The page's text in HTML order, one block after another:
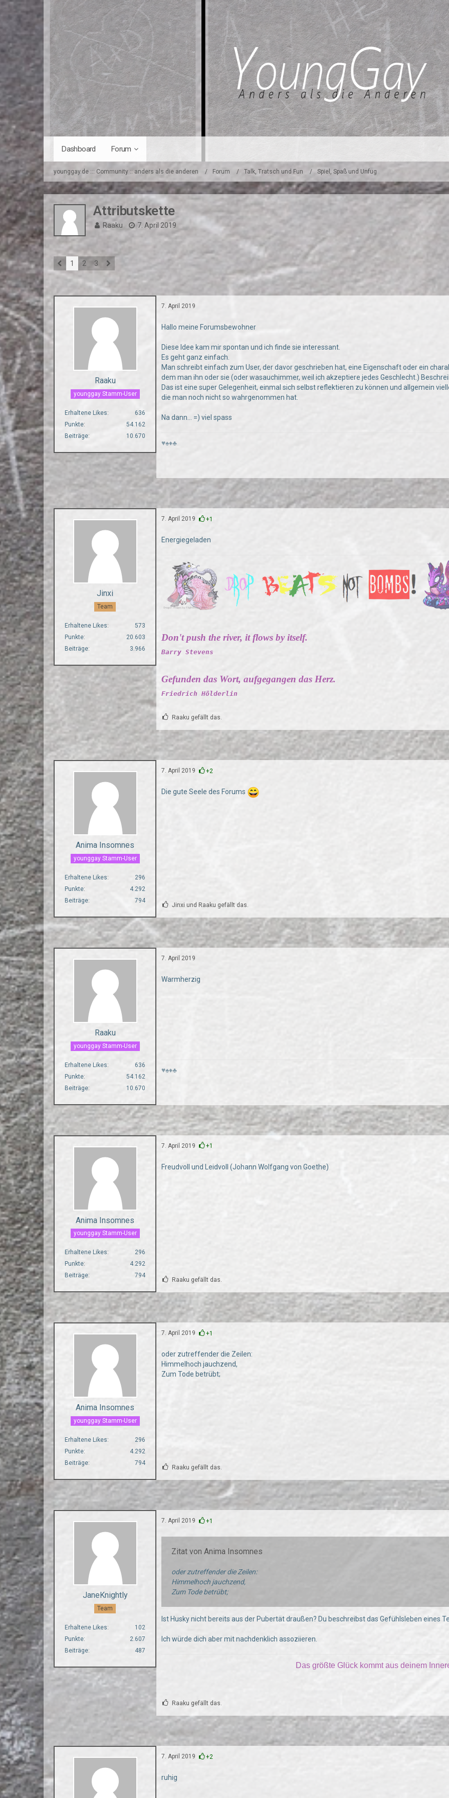
Dashboard Forum
younggay.de ::: Community :: anders als die anderen Forum Talk, Tratsch und Fun Spiel, Spaß und Unfug
Attributskette
Raaku 7. April 2019
1 2 3
Raaku
younggay Stamm-User
Erhaltene Likes
636
Punkte
54.162
Beiträge
10.670
7. April 2019
Hallo meine Forumsbewohner
Diese Idee kam mir spontan und ich finde sie interessant.
Es geht ganz einfach.
Man schreibt einfach zum User, der davor geschrieben hat, eine Eigenschaft oder ein
dem man ihn oder sie (oder wasauchimmer, weil ich akzeptiere jedes Geschlecht.)
Das ist eine super Gelegenheit, einmal sich selbst reflektieren zu können und allgemein
die man noch nicht so wahrgenommen hat.
Na dann... =) viel spass
♥♠♦♣
Jinxi
Team
Erhaltene Likes
573
Punkte
20.603
Beiträge
3.966
7. April 2019 +1
Energiegeladen
Don't push the river, it flows by itself.
Barry Stevens
Gefunden das Wort, aufgegangen das Herz.
Friedrich Hölderlin
Raaku gefällt das.
Anima Insomnes
younggay Stamm-User
Erhaltene Likes
296
Punkte
4.292
Beiträge
794
7. April 2019 +2
Die gute Seele des Forums
Jinxi und Raaku gefällt das.
Raaku
younggay Stamm-User
Erhaltene Likes
636
Punkte
54.162
Beiträge
10.670
7. April 2019
Warmherzig
♥♠♦♣
Anima Insomnes
younggay Stamm-User
Erhaltene Likes
296
Punkte
4.292
Beiträge
794
7. April 2019 +1
Freudvoll und Leidvoll (Johann Wolfgang von Goethe)
Raaku gefällt das.
Anima Insomnes
younggay Stamm-User
Erhaltene Likes
296
Punkte
4.292
Beiträge
794
7. April 2019 +1
oder zutreffender die Zeilen:
Himmelhoch jauchzend,
Zum Tode betrübt;
Raaku gefällt das.
JaneKnightly
Team
Erhaltene Likes
102
Punkte
2.607
Beiträge
487
7. April 2019 +1
Zitat von Anima Insomnes
oder zutreffender die Zeilen:
Himmelhoch jauchzend,
Zum Tode betrübt;
Ist Husky nicht bereits aus der Pubertät draußen? Du beschreibst das Gefühlsleben eines
Ich würde dich aber mit nachdenklich assoziieren.
Das größte Glück kommt aus deinem
Raaku gefällt das.
7. April 2019 +2
ruhig